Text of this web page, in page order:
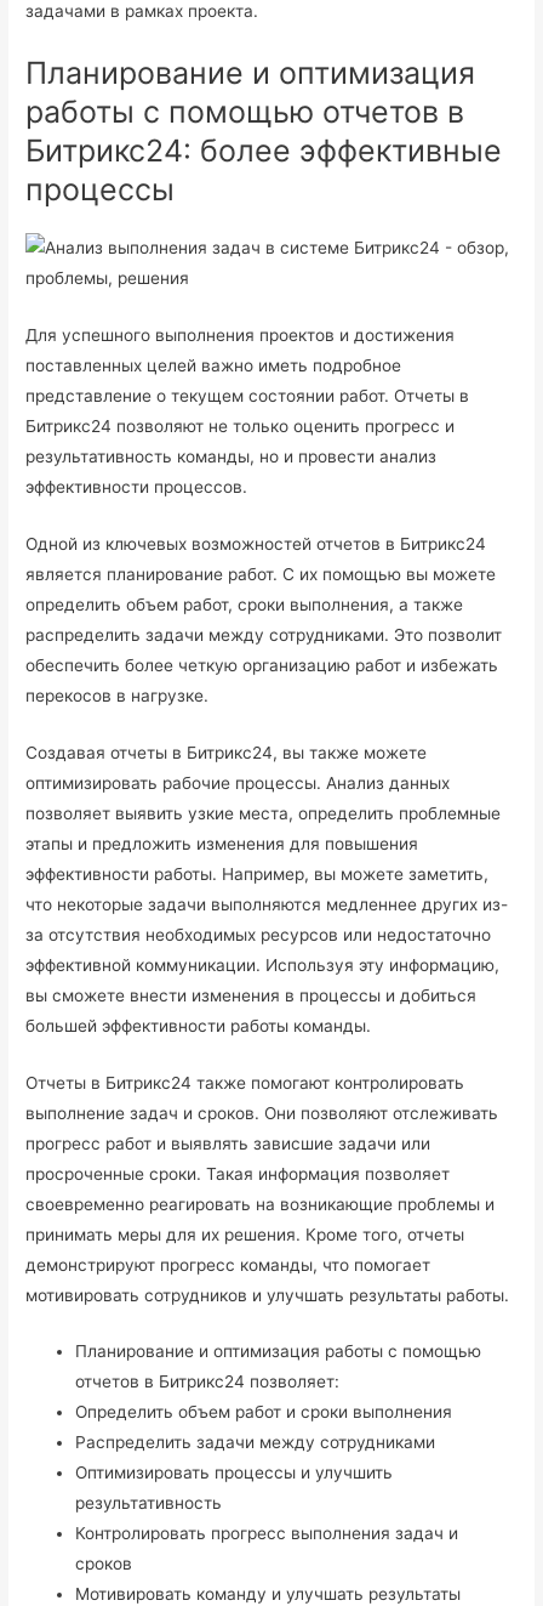
задачами в рамках проекта.
Планирование и оптимизация
работы с помощью отчетов в
Битрикс24: более эффективные
процессы
Для успешного выполнения проектов и достижения
поставленных целей важно иметь подробное
представление о текущем состоянии работ. Отчеты в
Битрикс24 позволяют не только оценить прогресс и
результативность команды, но и провести анализ
эффективности процессов.
Одной из ключевых возможностей отчетов в Битрикс24
является планирование работ. С их помощью вы можете
определить объем работ, сроки выполнения, а также
распределить задачи между сотрудниками. Это позволит
обеспечить более четкую организацию работ и избежать
перекосов в нагрузке.
Создавая отчеты в Битрикс24, вы также можете
оптимизировать рабочие процессы. Анализ данных
позволяет выявить узкие места, определить проблемные
этапы и предложить изменения для повышения
эффективности работы. Например, вы можете заметить,
что некоторые задачи выполняются медленнее других из-
за отсутствия необходимых ресурсов или недостаточно
эффективной коммуникации. Используя эту информацию,
вы сможете внести изменения в процессы и добиться
большей эффективности работы команды.
Отчеты в Битрикс24 также помогают контролировать
выполнение задач и сроков. Они позволяют отслеживать
прогресс работ и выявлять зависшие задачи или
просроченные сроки. Такая информация позволяет
своевременно реагировать на возникающие проблемы и
принимать меры для их решения. Кроме того, отчеты
демонстрируют прогресс команды, что помогает
мотивировать сотрудников и улучшать результаты работы.
Планирование и оптимизация работы с помощью
отчетов в Битрикс24 позволяет:
Определить объем работ и сроки выполнения
Распределить задачи между сотрудниками
Оптимизировать процессы и улучшить
результативность
Контролировать прогресс выполнения задач и
сроков
Мотивировать команду и улучшать результаты